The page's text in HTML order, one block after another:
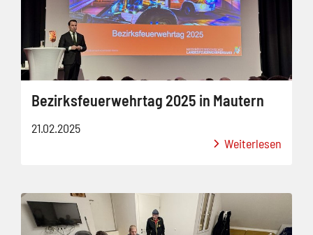
Bezirksfeuerwehrtag 2025 in Mautern
21.02.2025
Weiterlesen